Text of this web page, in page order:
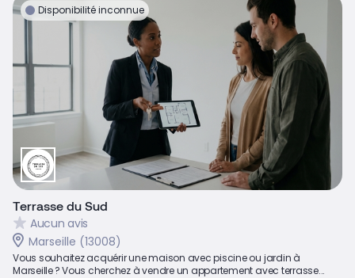
Disponibilité inconnue
Terrasse du Sud
Aucun avis
Marseille (13008)
Vous souhaitez acquérir une maison avec piscine ou jardin à
Marseille ? Vous cherchez à vendre un appartement avec terrasse...